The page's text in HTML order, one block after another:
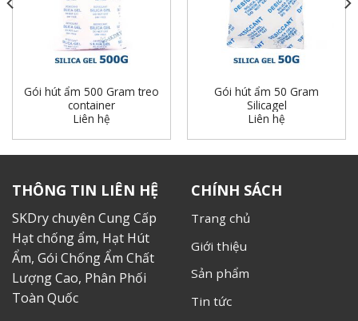
Gói hút ẩm 500 Gram treo
container
Liên hệ
Gói hút ẩm 50 Gram
Silicagel
Liên hệ
THÔNG TIN LIÊN HỆ
SKDry chuyên Cung Cấp
Hạt chống ẩm, Hạt Hút
Ẩm, Gói Chống Ẩm Chất
Lượng Cao, Phân Phối
Toàn Quốc
CHÍNH SÁCH
Trang chủ
Giới thiệu
Sản phẩm
Tin tức